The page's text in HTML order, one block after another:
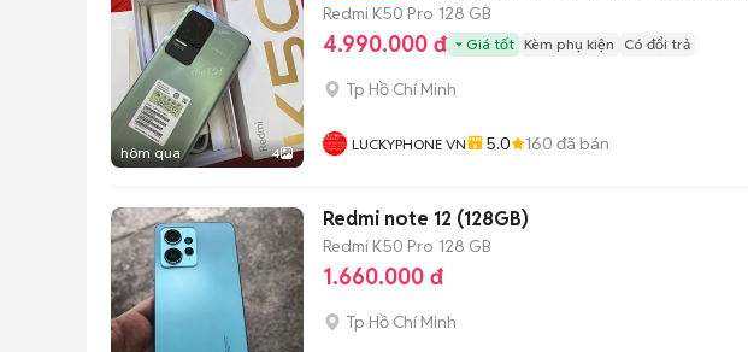
hôm qua 4
Redmi K50 Pro 128 GB
4.990.000 đ Giá tốt Kèm phụ kiện Có đổi trả
Tp Hồ Chí Minh
LUCKYPHONE VN 5.0 160 đã bán
Redmi note 12 (128GB)
Redmi K50 Pro 128 GB
1.660.000 đ
Tp Hồ Chí Minh